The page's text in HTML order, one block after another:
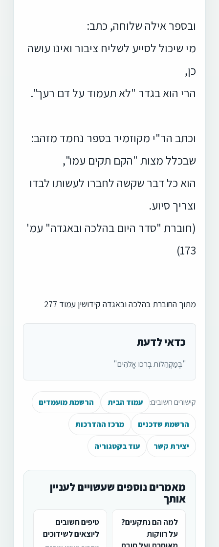
ובספר אילה שלוחה, כתב:
מי שיכול לסייע לשליח ציבור ואינו עושה
כן,
הרי הוא בגדר "לא תעמוד על דם רעך".
וכתב הר"י מקוזמיר בספר נחמד מזהב:
שבכלל מצות "הקם תקים עמו",
הוא כל דבר שקשה לחברו לעשותו לבדו
וצריך סיוע.
(חוברת "סדר היום בהלכה ובאגדה" עמ'
173)
מתוך החוברת בהלכה ובאגדה קידושין עמוד 277
כדאי לדעת
"בְּמַקְהֵלוֹת בְרכו אֱלֹהִים"
קישורים חשובים: עמוד הבית הרשמת מועמדים
הרשמת שדכנים מרכז ההדרכות
יצירת קשר עוד בקטגוריה
מאמרים נוספים שעשויים לעניין
אותך
למה הם נתקעים?
על רווקות
טיפים חשובים
ליוצאים לשידוכים